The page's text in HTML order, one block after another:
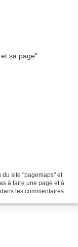
du site "pagemaps" et
à faire une page et à
les commentaires